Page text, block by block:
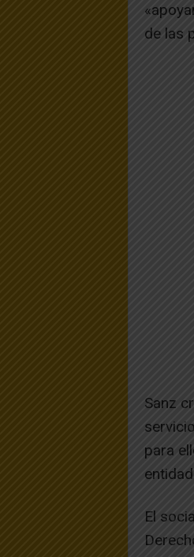
de las
Sanz
para
El